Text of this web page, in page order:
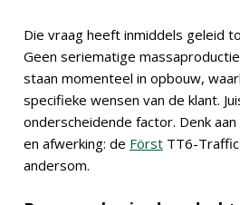
Die vraag heeft inmiddels geleid
Geen seriematige
staan momenteel in opbouw,
specifieke wensen van de klant.
onderscheidende factor. Denk
en afwerking: de Först TT6-
andersom.